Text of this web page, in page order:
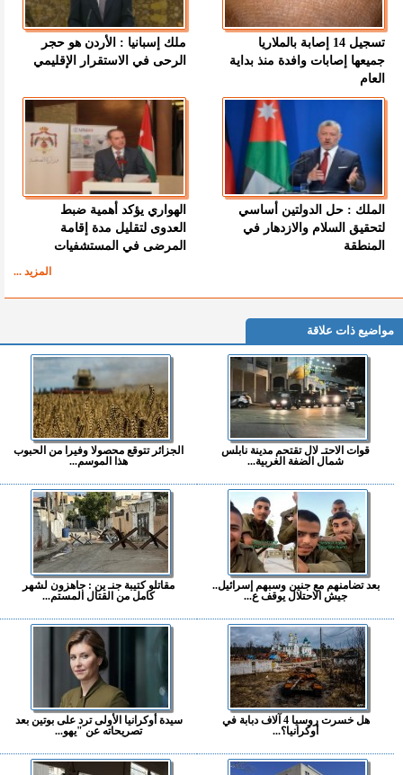
تسجيل 14 إصابة بالملاريا
جميعها إصابات وافدة منذ بداية
العام
ملك إسبانيا : الأردن هو حجر
الرحى في الاستقرار الإقليمي
الملك : حل الدولتين أساسي
لتحقيق السلام والازدهار في
المنطقة
الهواري يؤكد أهمية ضبط
العدوى لتقليل مدة إقامة
المرضى في المستشفيات
المزيد ...
مواضيع ذات علاقة
قوات الاحتـ لال تقتحم مدينة نابلس
شمال الضفة الغربية...
الجزائر تتوقع محصولا وفيرا من الحبوب
هذا الموسم...
بعد تضامنهم مع جنين وسبهم إسرائيل..
جيش الاحتلال يوقف ع...
مقاتلو كتيبة جنـ ين : جاهزون لشهر
كامل من القتال المستم...
هل خسرت روسيا 4 آلاف دبابة في
أوكرانيا؟...
سيدة أوكرانيا الأولى ترد على بوتين بعد
تصريحاته عن "يهو...